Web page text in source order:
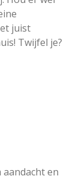
juist
Twijfel je?
en